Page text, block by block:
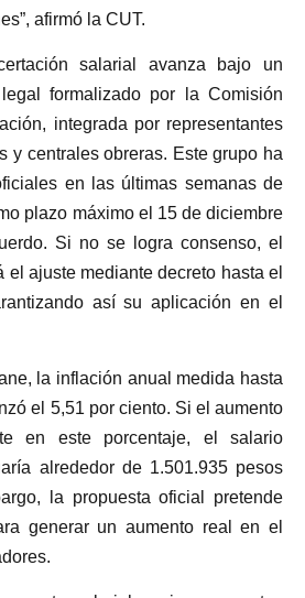
afirmó la CUT.
salarial avanza bajo un
formalizado por la Comisión
integrada por representantes
y centrales obreras. Este grupo ha
en las últimas semanas de
plazo máximo el 15 de diciembre
Si no se logra consenso, el
el ajuste mediante decreto hasta el
así su aplicación en el
la inflación anual medida hasta
el 5,51 por ciento. Si el aumento
en este porcentaje, el salario
alrededor de 1.501.935 pesos
la propuesta oficial pretende
generar un aumento real en el